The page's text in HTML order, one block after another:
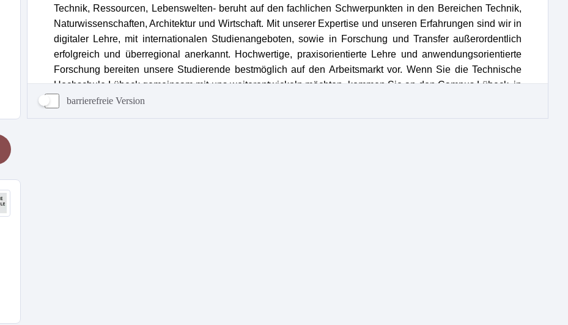
barrierefreie Version